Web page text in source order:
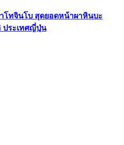
โทจินโบ สุดยอดหน้าผาหินบะ
ประเทศญี่ปุ่น